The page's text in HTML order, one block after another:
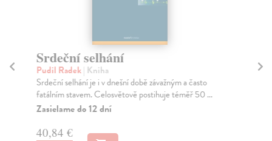
Srdeční selhání
Pudil Radek| Kniha
Srdeční selhání je i v dnešní době závažným a často
fatálním stavem. Celosvětově postihuje téměř 50 ...
Zasielame do 12 dní
40,84 €